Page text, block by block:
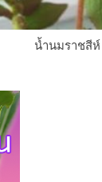
น้ำนมราชสีห์